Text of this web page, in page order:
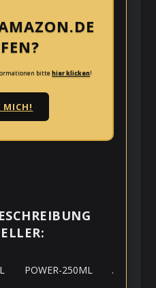
bittehier klicken!
MICH!
POWER-250ML .